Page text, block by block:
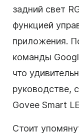
задний свет
функцией
приложения.
команды
что
руководстве,
Govee Smart
Стоит